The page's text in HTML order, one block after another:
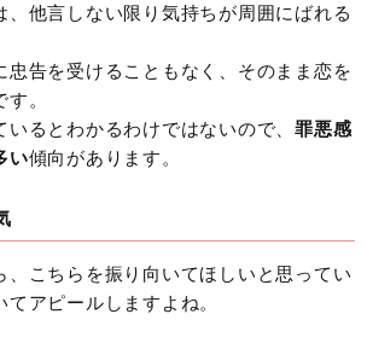
、他言しない限り気持ちが周囲にばれる
忠告を受けることもなく、そのまま恋を
。
るとわかるわけではないので、 罪悪感
い傾向があります。
、こちらを振り向いてほしいと思ってい
アピールしますよね。